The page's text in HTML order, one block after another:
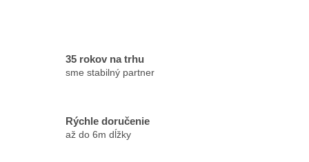
35 rokov na trhu
sme stabilný partner
Rýchle doručenie
až do 6m dĺžky